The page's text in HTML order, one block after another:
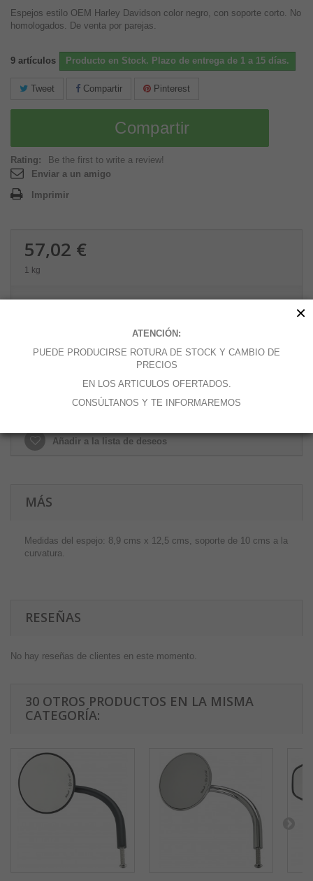
Espejos estilo OEM Harley Davidson color negro, con soporte corto. No
homologados. De venta por parejas.
9 artículos Producto en Stock. Plazo de entrega de 1 a 15 días.
Tweet Compartir Pinterest
Compartir
Rating:
Be the first to write a review!
Enviar a un amigo
Imprimir
57,02 €
1 kg
Añadir a la lista de deseos
MÁS
Medidas del espejo: 8,9 cms x 12,5 cms, soporte de 10 cms a la
curvatura.
RESEÑAS
No hay reseñas de clientes en este momento.
30 OTROS PRODUCTOS EN LA MISMA
CATEGORÍA:
ATENCIÓN:
PUEDE PRODUCIRSE ROTURA DE STOCK Y CAMBIO DE
PRECIOS
EN LOS ARTICULOS OFERTADOS.
CONSÚLTANOS Y TE INFORMAREMOS
×